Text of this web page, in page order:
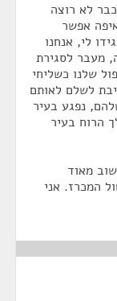
לא רוצה
אפשר
עובדים? תגידו לי, אנחנו
מעבר לסגירת
שלנו כשליחי
לשלם לאותם
נפגע בעיר
כל הלך הרוח בעיר
מאוד
המכרז. אני